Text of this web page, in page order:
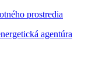
prostredia
agentúra